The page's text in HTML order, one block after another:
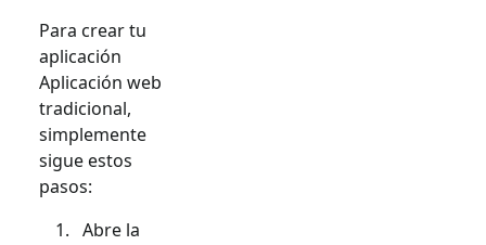
Para crear tu
aplicación
Aplicación web
tradicional,
simplemente
sigue estos
pasos:
Abre la